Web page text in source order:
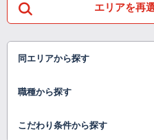
エリアを再
同エリアから探す
職種から探す
こだわり条件から探す